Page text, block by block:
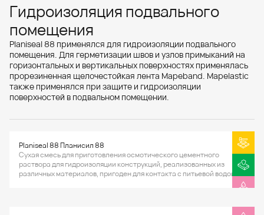
Гидроизоляция подвального
помещения
Planiseal 88 применялся для гидроизоляции подвального
помещения. Для герметизации швов и узлов примыканий на
горизонтальных и вертикальных поверхностях применялась
прорезиненная щелочестойкая лента Mapeband. Mapelastic
также применялся при защите и гидроизоляции
поверхностей в подвальном помещении.
Planiseal 88 Планисил 88
Сухая смесь для приготовления осмотического цементного
раствора для гидроизоляции конструкций, реализованных из
различных материалов, пригоден для контакта с питьевой водой.